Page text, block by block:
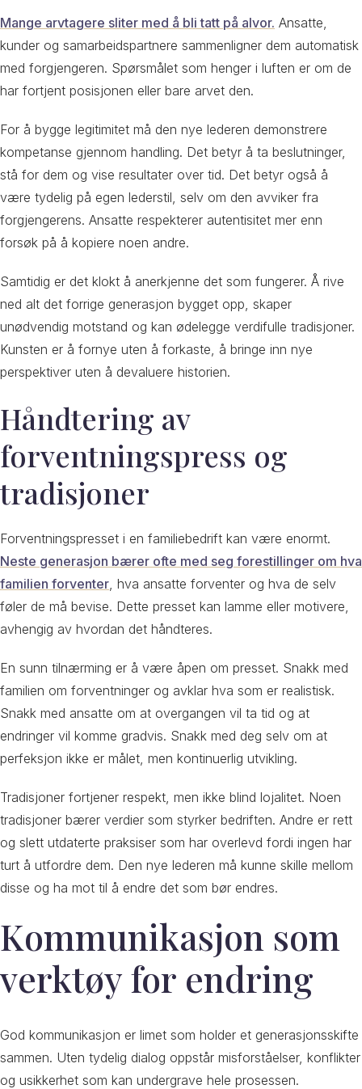
Mange arvtagere sliter med å bli tatt på alvor. Ansatte,
kunder og samarbeidspartnere sammenligner dem automatisk
med forgjengeren. Spørsmålet som henger i luften er om de
har fortjent posisjonen eller bare arvet den.
For å bygge legitimitet må den nye lederen demonstrere
kompetanse gjennom handling. Det betyr å ta beslutninger,
stå for dem og vise resultater over tid. Det betyr også å
være tydelig på egen lederstil, selv om den avviker fra
forgjengerens. Ansatte respekterer autentisitet mer enn
forsøk på å kopiere noen andre.
Samtidig er det klokt å anerkjenne det som fungerer. Å rive
ned alt det forrige generasjon bygget opp, skaper
unødvendig motstand og kan ødelegge verdifulle tradisjoner.
Kunsten er å fornye uten å forkaste, å bringe inn nye
perspektiver uten å devaluere historien.
Håndtering av
forventningspress og
tradisjoner
Forventningspresset i en familiebedrift kan være enormt.
Neste generasjon bærer ofte med seg forestillinger om hva
familien forventer, hva ansatte forventer og hva de selv
føler de må bevise. Dette presset kan lamme eller motivere,
avhengig av hvordan det håndteres.
En sunn tilnærming er å være åpen om presset. Snakk med
familien om forventninger og avklar hva som er realistisk.
Snakk med ansatte om at overgangen vil ta tid og at
endringer vil komme gradvis. Snakk med deg selv om at
perfeksjon ikke er målet, men kontinuerlig utvikling.
Tradisjoner fortjener respekt, men ikke blind lojalitet. Noen
tradisjoner bærer verdier som styrker bedriften. Andre er rett
og slett utdaterte praksiser som har overlevd fordi ingen har
turt å utfordre dem. Den nye lederen må kunne skille mellom
disse og ha mot til å endre det som bør endres.
Kommunikasjon som
verktøy for endring
God kommunikasjon er limet som holder et generasjonsskifte
sammen. Uten tydelig dialog oppstår misforståelser, konflikter
og usikkerhet som kan undergrave hele prosessen.